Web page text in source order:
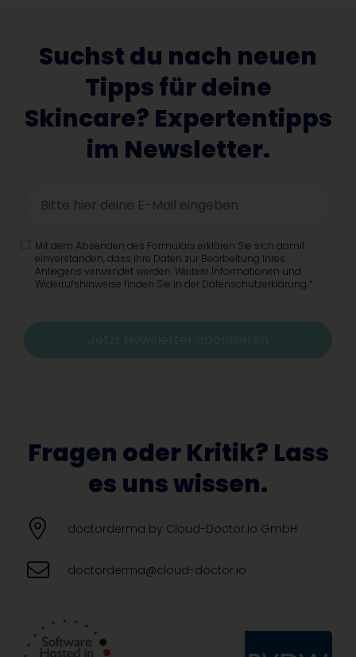
Suchst du nach neuen
Tipps für deine
Skincare? Expertentipps
im Newsletter.
Mit dem Absenden des Formulars erklären Sie sich damit
einverstanden, dass Ihre Daten zur Bearbeitung Ihres
Anliegens verwendet werden. Weitere Informationen und
Widerrufshinweise finden Sie in der Datenschutzerklärung.*
Jetzt Newsletter abonnieren
Fragen oder Kritik? Lass
es uns wissen.
doctorderma by Cloud-Doctor.io GmbH
doctorderma@cloud-doctor.io